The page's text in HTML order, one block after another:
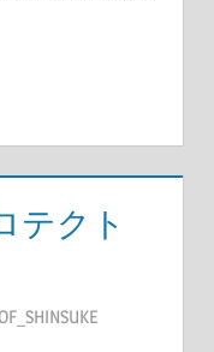
テクト